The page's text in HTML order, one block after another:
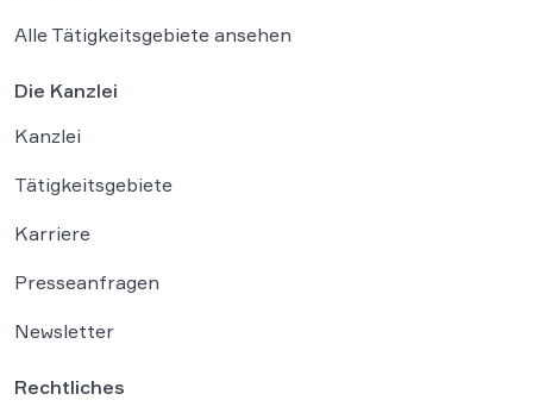
Alle Tätigkeitsgebiete ansehen
Die Kanzlei
Kanzlei
Tätigkeitsgebiete
Karriere
Presseanfragen
Newsletter
Rechtliches